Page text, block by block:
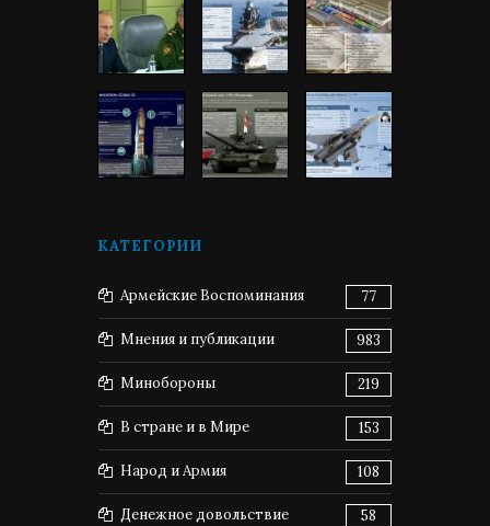
КАТЕГОРИИ
Армейские Воспоминания 77
Мнения и публикации 983
Минобороны 219
В стране и в Мире 153
Народ и Армия 108
Денежное довольствие 58